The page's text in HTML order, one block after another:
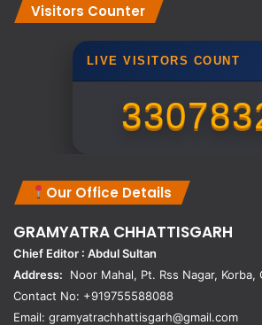
Visitors Counter
LIVE VISITORS COUNT
Our Office Details
GRAMYATRA CHHATTISGARH
Chief Editor : Abdul Sultan
Address: Noor Mahal, Pt. Rss Nagar,
Contact No: +919755588088
Email: gramyatrachhattisgarh@gmail.com